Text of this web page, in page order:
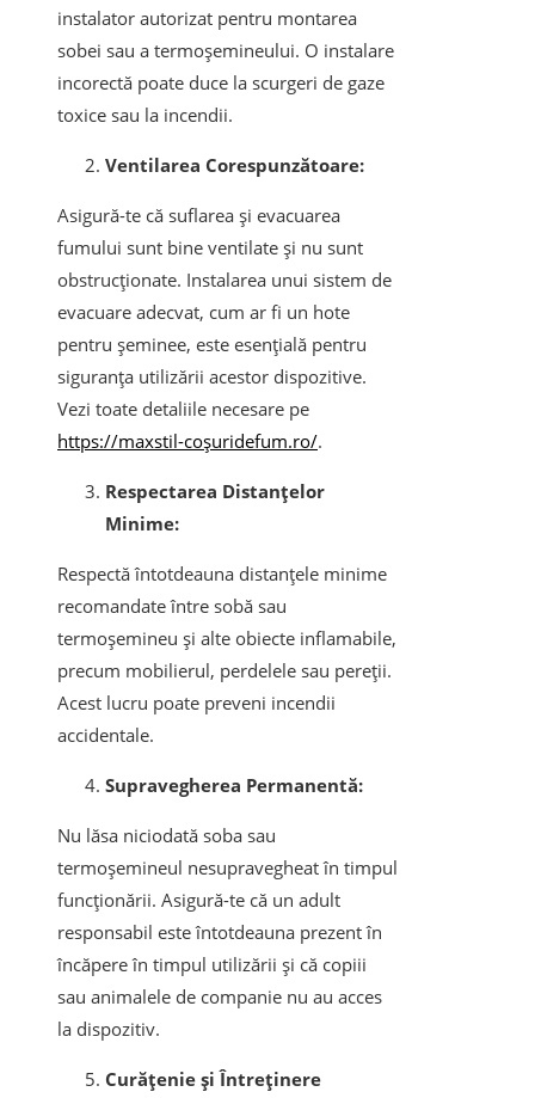
instalator autorizat pentru montarea
sobei sau a termoșemineului. O instalare
incorectă poate duce la scurgeri de gaze
toxice sau la incendii.
Ventilarea Corespunzătoare:
Asigură-te că suflarea și evacuarea
fumului sunt bine ventilate și nu sunt
obstrucționate. Instalarea unui sistem de
evacuare adecvat, cum ar fi un hote
pentru șeminee, este esențială pentru
siguranța utilizării acestor dispozitive.
Vezi toate detaliile necesare pe
https://maxstil-coșuridefum.ro/.
Respectarea Distanțelor
Minime:
Respectă întotdeauna distanțele minime
recomandate între sobă sau
termoșemineu și alte obiecte inflamabile,
precum mobilierul, perdelele sau pereții.
Acest lucru poate preveni incendii
accidentale.
Supravegherea Permanentă:
Nu lăsa niciodată soba sau
termoșemineul nesupravegheat în timpul
funcționării. Asigură-te că un adult
responsabil este întotdeauna prezent în
încăpere în timpul utilizării și că copiii
sau animalele de companie nu au acces
la dispozitiv.
Curățenie și Întreținere